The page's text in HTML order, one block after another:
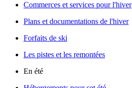
Commerces et services pour l'hiver
Plans et documentations de l'hiver
Forfaits de ski
Les pistes et les remontées
En été